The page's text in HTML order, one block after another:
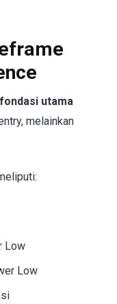
fondasi utama
melainkan
Low
Low